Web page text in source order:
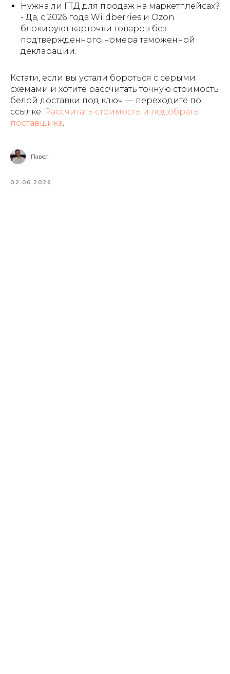
Нужна ли ГТД для продаж на маркетплейсах?
- Да, с 2026 года Wildberries и Ozon
блокируют карточки товаров без
подтвержденного номера таможенной
декларации.
Кстати, если вы устали бороться с серыми
схемами и хотите рассчитать точную стоимость
белой доставки под ключ — переходите по
ссылке: Рассчитать стоимость и подобрать
поставщика
Павел
02.06.2026